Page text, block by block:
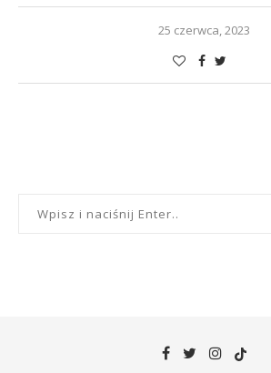
25 czerwca, 2023